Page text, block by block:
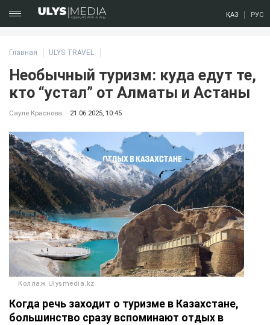
ҚАЗ РУС
Главная ULYS TRAVEL
Необычный туризм: куда едут те,
кто “устал” от Алматы и Астаны
Сауле Краснова 21.06.2025, 10:45
Коллаж Ulysmedia.kz
Когда речь заходит о туризме в Казахстане,
большинство сразу вспоминают отдых в